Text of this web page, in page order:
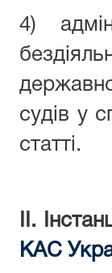
4)
судів у
статті.
ІІ.
КАС